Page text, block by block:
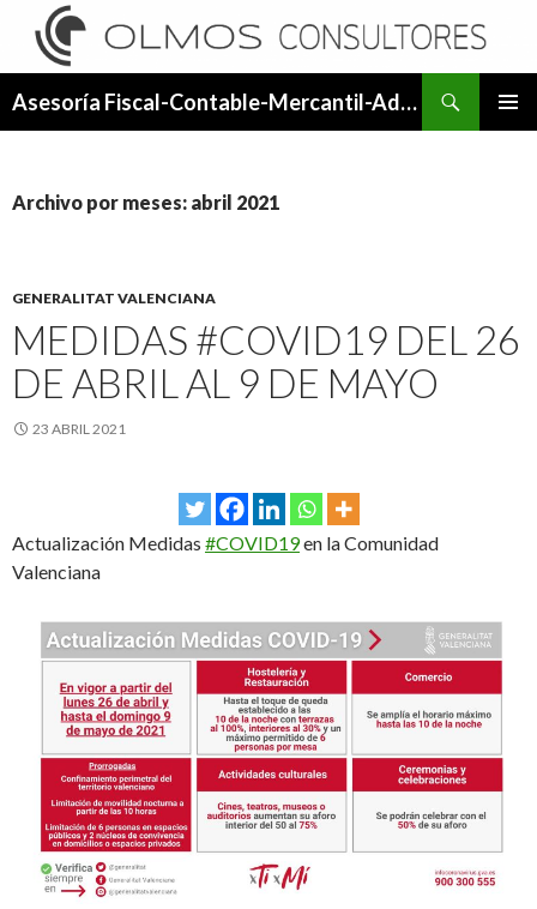
Asesoría Fiscal-Contable-Mercantil-Administrativa.
Archivo por meses: abril 2021
GENERALITAT VALENCIANA
MEDIDAS #COVID19 DEL 26
DE ABRIL AL 9 DE MAYO
23 ABRIL 2021
Actualización Medidas #COVID19en la Comunidad
Valenciana